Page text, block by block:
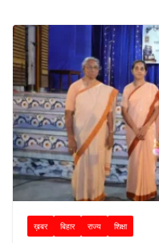
ख़बर बिहार राज्य शिक्षा